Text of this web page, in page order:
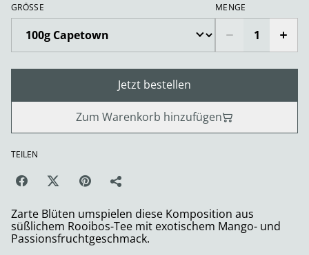
GRÖSSE MENGE
Jetzt bestellen
Zum Warenkorb hinzufügen
TEILEN
Zarte Blüten umspielen diese Komposition aus
süßlichem Rooibos-Tee mit exotischem Mango- und
Passionsfruchtgeschmack.